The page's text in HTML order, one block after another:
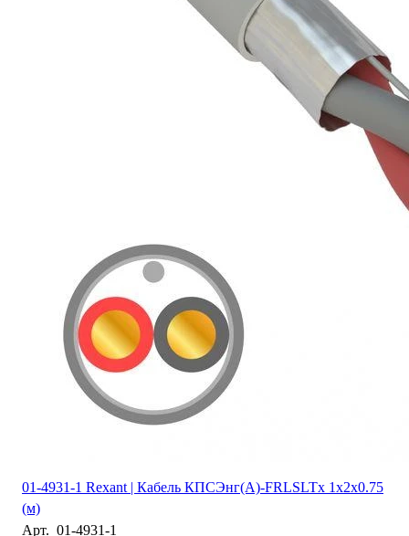
01-4931-1 Rexant | Кабель КПСЭнг(А)-FRLSLTx 1х2х0.75
(м)
Арт. 01-4931-1